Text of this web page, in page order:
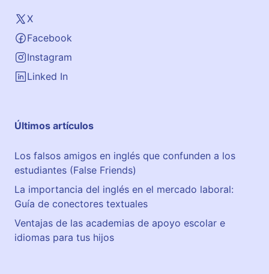
X
Facebook
Instagram
Linked In
Últimos artículos
Los falsos amigos en inglés que confunden a los
estudiantes (False Friends)
La importancia del inglés en el mercado laboral:
Guía de conectores textuales
Ventajas de las academias de apoyo escolar e
idiomas para tus hijos